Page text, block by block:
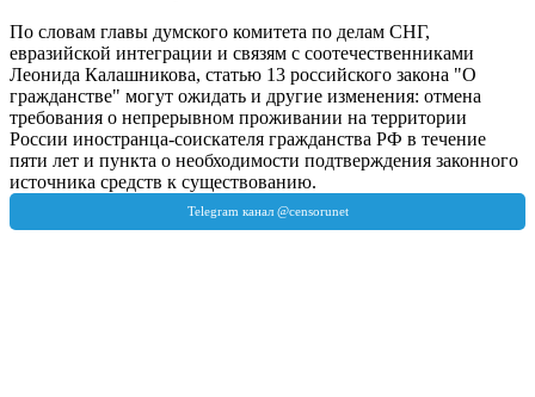
По словам главы думского комитета по делам СНГ,
евразийской интеграции и связям с соотечественниками
Леонида Калашникова, статью 13 российского закона "О
гражданстве" могут ожидать и другие изменения: отмена
требования о непрерывном проживании на территории
России иностранца-соискателя гражданства РФ в течение
пяти лет и пункта о необходимости подтверждения законного
источника средств к существованию.